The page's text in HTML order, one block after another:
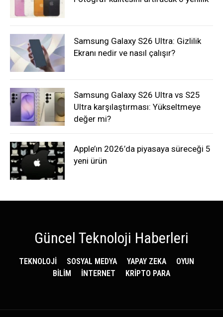
Samsung Galaxy S26 Ultra: Gizlilik
Ekranı nedir ve nasıl çalışır?
Samsung Galaxy S26 Ultra vs S25
Ultra karşılaştırması: Yükseltmeye
değer mi?
Apple’ın 2026’da piyasaya süreceği 5
yeni ürün
Güncel Teknoloji Haberleri
TEKNOLOJİ SOSYAL MEDYA YAPAY ZEKA
OYUN
BİLİM
İNTERNET KRİPTO PARA